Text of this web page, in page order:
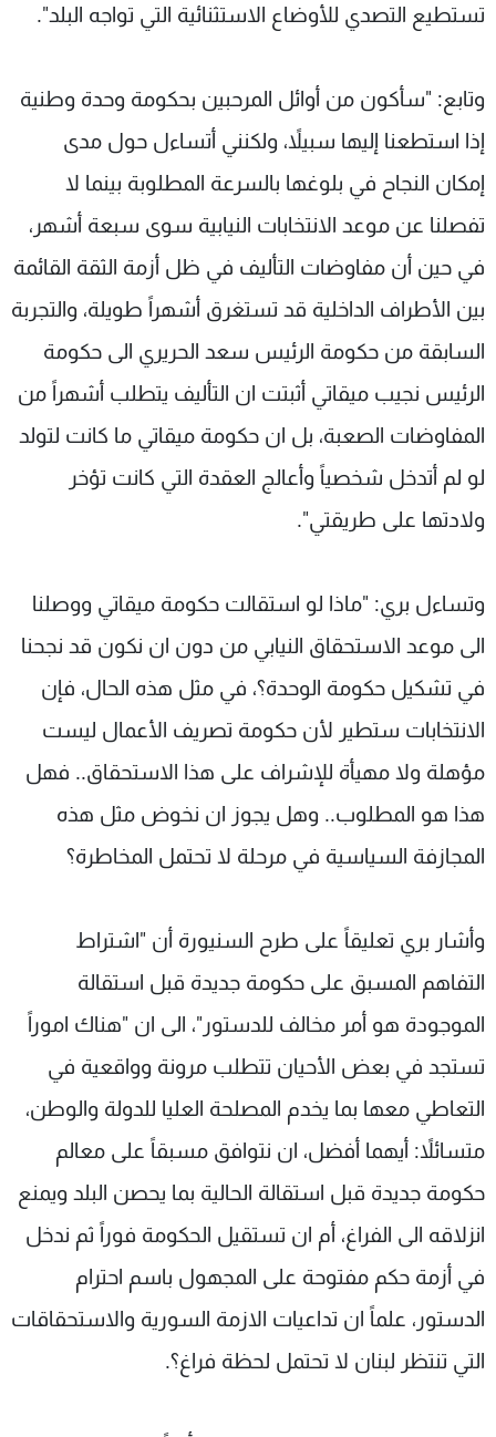
تستطيع التصدي للأوضاع الاستثنائية التي تواجه البلد".
وتابع: "سأكون من أوائل المرحبين بحكومة وحدة وطنية
إذا استطعنا إليها سبيلاً، ولكنني أتساءل حول مدى
إمكان النجاح في بلوغها بالسرعة المطلوبة بينما لا
تفصلنا عن موعد الانتخابات النيابية سوى سبعة أشهر،
في حين أن مفاوضات التأليف في ظل أزمة الثقة القائمة
بين الأطراف الداخلية قد تستغرق أشهراً طويلة، والتجربة
السابقة من حكومة الرئيس سعد الحريري الى حكومة
الرئيس نجيب ميقاتي أثبتت ان التأليف يتطلب أشهراً من
المفاوضات الصعبة، بل ان حكومة ميقاتي ما كانت لتولد
لو لم أتدخل شخصياً وأعالج العقدة التي كانت تؤخر
ولادتها على طريقتي".
وتساءل بري: "ماذا لو استقالت حكومة ميقاتي ووصلنا
الى موعد الاستحقاق النيابي من دون ان نكون قد نجحنا
في تشكيل حكومة الوحدة؟، في مثل هذه الحال، فإن
الانتخابات ستطير لأن حكومة تصريف الأعمال ليست
مؤهلة ولا مهيأة للإشراف على هذا الاستحقاق.. فهل
هذا هو المطلوب.. وهل يجوز ان نخوض مثل هذه
المجازفة السياسية في مرحلة لا تحتمل المخاطرة؟
وأشار بري تعليقاً على طرح السنيورة أن "اشتراط
التفاهم المسبق على حكومة جديدة قبل استقالة
الموجودة هو أمر مخالف للدستور"، الى ان "هناك اموراً
تستجد في بعض الأحيان تتطلب مرونة وواقعية في
التعاطي معها بما يخدم المصلحة العليا للدولة والوطن،
متسائلاً: أيهما أفضل، ان نتوافق مسبقاً على معالم
حكومة جديدة قبل استقالة الحالية بما يحصن البلد ويمنع
انزلاقه الى الفراغ، أم ان تستقيل الحكومة فوراً ثم ندخل
في أزمة حكم مفتوحة على المجهول باسم احترام
الدستور، علماً ان تداعيات الازمة السورية والاستحقاقات
التي تنتظر لبنان لا تحتمل لحظة فراغ؟.